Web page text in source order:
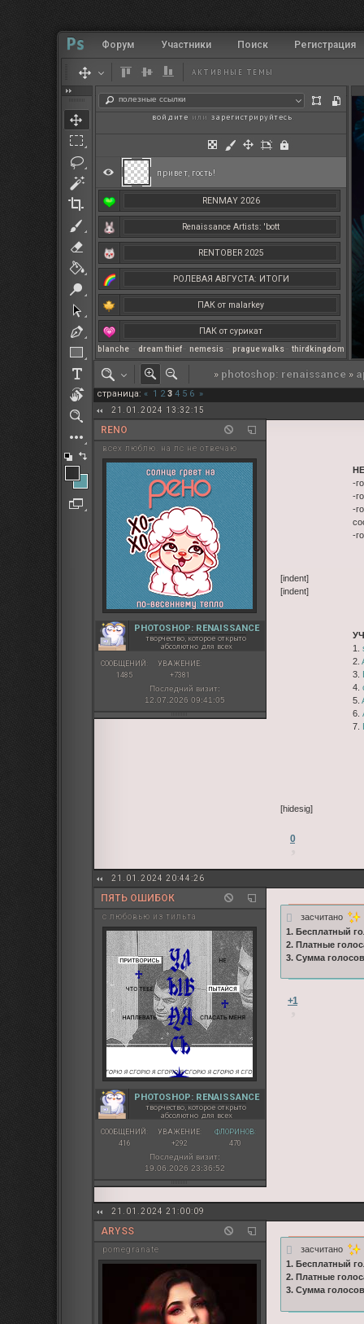
RENMAY 2026
Renaissance Artists: 'bott
RENTOBER 2025
РОЛЕВАЯ АВГУСТА: ИТОГИ
ПАК от malarkey
ПАК от сурикат
РЕНМАЙ
РОЛЕВАЯ МАРТА: ИТОГИ
полезные ссылки
blanche – dream thief– nemesis – prague walks– thirdkingdom
Форум Участники Поиск Регистрация
АКТИВНЫЕ ТЕМЫ
привет, гость!
войдите или зарегистрируйтесь
» photoshop: renaissance »
страница: « 1 2 3 4 5 6 »
21.01.2024 13:32:15
RENO
всех люблю. на лс не отвечаю
PHOTOSHOP: RENAISSANCE
творчество, которое открыто
абсолютно для всех
СООБЩЕНИЙ:
1485
УВАЖЕНИЕ:
+7381
Последний визит:
12.07.2026 09:41:05
-
-
-
-
[indent]
[indent]
1.
2.
3.
4.
5.
6.
7.
[hidesig]
0
21.01.2024 20:44:26
ПЯТЬ ОШИБОК
с любовью из тильта
PHOTOSHOP: RENAISSANCE
творчество, которое открыто
абсолютно для всех
СООБЩЕНИЙ:
416
УВАЖЕНИЕ:
+292
ФЛОРИНОВ:
470
Последний визит:
19.06.2026 23:36:52
засчитано
1. Бесплатный
2. Платные
3. Сумма
+1
21.01.2024 21:00:09
ARYSS
pomegranate засчитано
1. Бесплатный
2. Платные
3. Сумма